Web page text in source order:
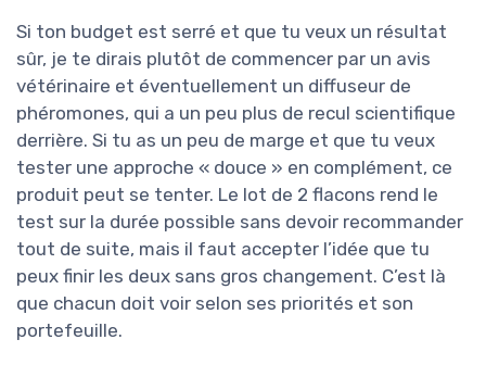
Si ton budget est serré et que tu veux un résultat
sûr, je te dirais plutôt de commencer par un avis
vétérinaire et éventuellement un diffuseur de
phéromones, qui a un peu plus de recul scientifique
derrière. Si tu as un peu de marge et que tu veux
tester une approche « douce » en complément, ce
produit peut se tenter. Le lot de 2 flacons rend le
test sur la durée possible sans devoir recommander
tout de suite, mais il faut accepter l’idée que tu
peux finir les deux sans gros changement. C’est là
que chacun doit voir selon ses priorités et son
portefeuille.